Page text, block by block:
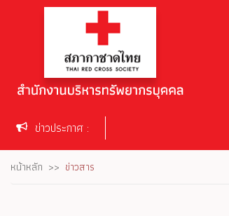
ข่าวประกาศ :
หน้าหลัก ข่าวสาร